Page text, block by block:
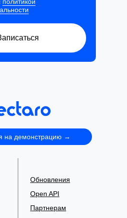
Обновления
Open API
Партнерам
на демонстрацию →